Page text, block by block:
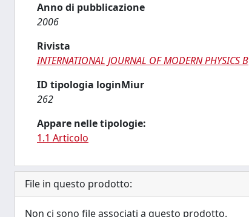
Anno di pubblicazione
2006
Rivista
INTERNATIONAL JOURNAL OF MODERN PHYSICS B
ID tipologia loginMiur
262
Appare nelle tipologie:
1.1 Articolo
File in questo prodotto:
Non ci sono file associati a questo prodotto.